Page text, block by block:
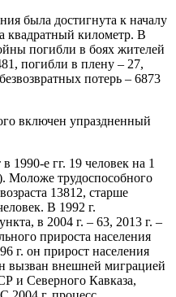
была достигнута к началу
квадратный километр. В
погибли в боях жителей
погибли в плену – 27,
потерь – 6873
включен упраздненный
1990-е гг. 19 человек на 1
Моложе трудоспособного
13812, старше
В 1992 г.
в 2004 г. – 63, 2013 г. –
прироста населения
г. он прирост населения
вызван внешней миграцией
и Северного Кавказа,